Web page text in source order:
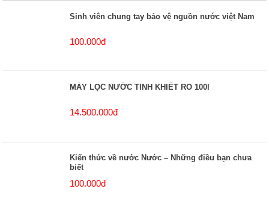
Sinh viên chung tay bảo vệ nguồn nước việt Nam
100.000đ
MÁY LỌC NƯỚC TINH KHIẾT RO 100l
14.500.000đ
Kiến thức về nước Nước – Những điều bạn chưa
biết
100.000đ